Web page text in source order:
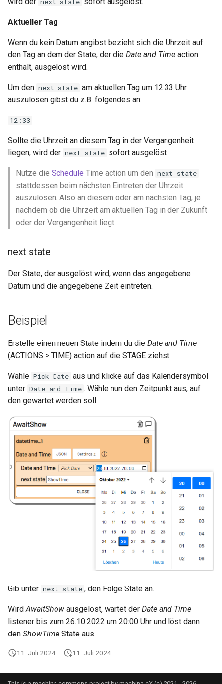
next state
Aktueller Tag
Wenn du kein Datum angibst bezieht sich die Uhrzeit auf
den Tag an dem der State, der die Date and Time action
enthält, ausgelöst wird.
Um den next state am aktuellen Tag um 12:33 Uhr
auszulösen gibst du z.B. folgendes an:
12:33
Sollte die Uhrzeit an diesem Tag in der Vergangenheit
liegen, wird der next state sofort ausgelöst.
Nutze die Schedule Time action um den next state
stattdessen beim nächsten Eintreten der Uhrzeit
auszulösen. Also an diesem oder am nächsten Tag, je
nachdem ob die Uhrzeit am aktuellen Tag in der Zukunft
oder der Vergangenheit liegt.
next state
Der State, der ausgelöst wird, wenn das angegebene
Datum und die angegebene Zeit eintreten.
Beispiel
Erstelle einen neuen State indem du die Date and Time
(ACTIONS > TIME) action auf die STAGE ziehst.
Wähle Pick Date aus und klicke auf das Kalendersymbol
unter Date and Time . Wähle nun den Zeitpunkt aus, auf
den gewartet werden soll.
Gib unter next state , den Folge State an.
WirdAwaitShow ausgelöst, wartet der Date and Time
listener bis zum 26.10.2022 um 20:00 Uhr und löst dann
den ShowTime State aus.
11. Juli 2024 11. Juli 2024